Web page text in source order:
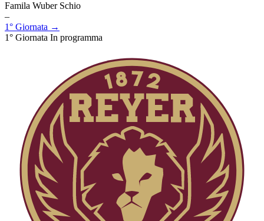
Famila Wuber Schio
–
1° Giornata →
1° Giornata In programma